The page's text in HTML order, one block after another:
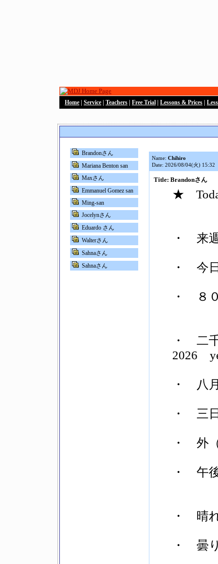
Home Service Teachers Free Trial Lessons & Prices
Brandonさん
Mariana Benton san
Maxさん
Emmanuel Gomez san
Ming-san
Jocelynさん
Eduardo さん
Walterさん
Sahnaさん
Sahnaさん
Name: Chihiro
Date: 2026/08/04(火) 15:32
Title: Brandonさん
★
・ 来
・ 今
・ ８
・ 二
2026
・ 八
・ 三
・ 外
・ 午
・ 晴
・ 曇